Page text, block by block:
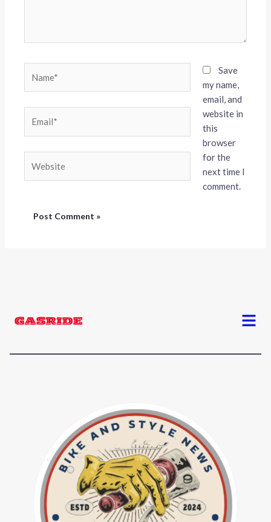
Save
my name,
email, and
website in
this
browser
for the
next time I
comment.
Menu